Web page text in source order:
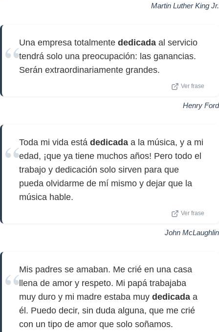
Martin Luther King Jr.
Una empresa totalmente dedicada al servicio
tendrá solo una preocupación: las ganancias.
Serán extraordinariamente grandes.
Ver frase
Henry Ford
Toda mi vida está dedicada a la música, y a mi
edad, ¡que ya tiene muchos años! Pero todo el
trabajo y dedicación solo sirven para que
pueda olvidarme de mí mismo y dejar que la
música hable.
Ver frase
John McLaughlin
Mis padres se amaban. Me crié en una casa
llena de amor y respeto. Mi papá trabajaba
muy duro y mi madre estaba muy dedicada a
él. Puedo decir, sin duda alguna, que me crié
con un tipo de amor que solo soñamos.